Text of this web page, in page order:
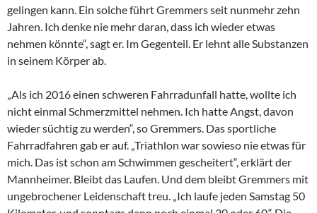
gelingen kann. Ein solche führt Gremmers seit nunmehr zehn
Jahren. Ich denke nie mehr daran, dass ich wieder etwas
nehmen könnte“, sagt er. Im Gegenteil. Er lehnt alle Substanzen
in seinem Körper ab.
„Als ich 2016 einen schweren Fahrradunfall hatte, wollte ich
nicht einmal Schmerzmittel nehmen. Ich hatte Angst, davon
wieder süchtig zu werden“, so Gremmers. Das sportliche
Fahrradfahren gab er auf. „Triathlon war sowieso nie etwas für
mich. Das ist schon am Schwimmen gescheitert“, erklärt der
Mannheimer. Bleibt das Laufen. Und dem bleibt Gremmers mit
ungebrochener Leidenschaft treu. „Ich laufe jeden Samstag 50